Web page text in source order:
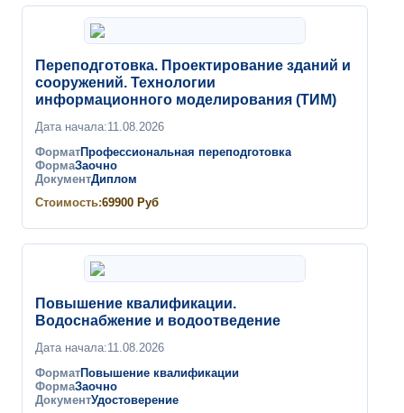
Переподготовка. Проектирование зданий и
сооружений. Технологии
информационного моделирования (ТИМ)
Дата начала:11.08.2026
ФорматПрофессиональная переподготовка
ФормаЗаочно
ДокументДиплом
Стоимость:69900 Руб
Повышение квалификации.
Водоснабжение и водоотведение
Дата начала:11.08.2026
ФорматПовышение квалификации
ФормаЗаочно
ДокументУдостоверение